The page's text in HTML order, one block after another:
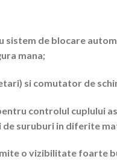
sistem de blocare
mana;
si comutator de
controlul cuplului
de suruburi in diferite
o vizibilitate foarte